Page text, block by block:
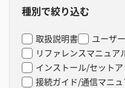
種別で絞り込む
取扱説明書
ユーザ
リファレンスマニュア
インストール/セット
接続ガイド/通信マニ